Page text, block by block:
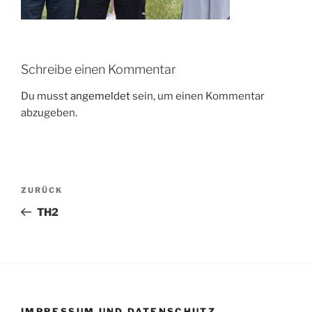
Schreibe einen Kommentar
Du musstangemeldetsein, um einen Kommentar
abzugeben.
Beitragsnavigation
Vorheriger
Beitrag
ZURÜCK
TH2